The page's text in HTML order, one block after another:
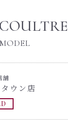
舗
ウン店